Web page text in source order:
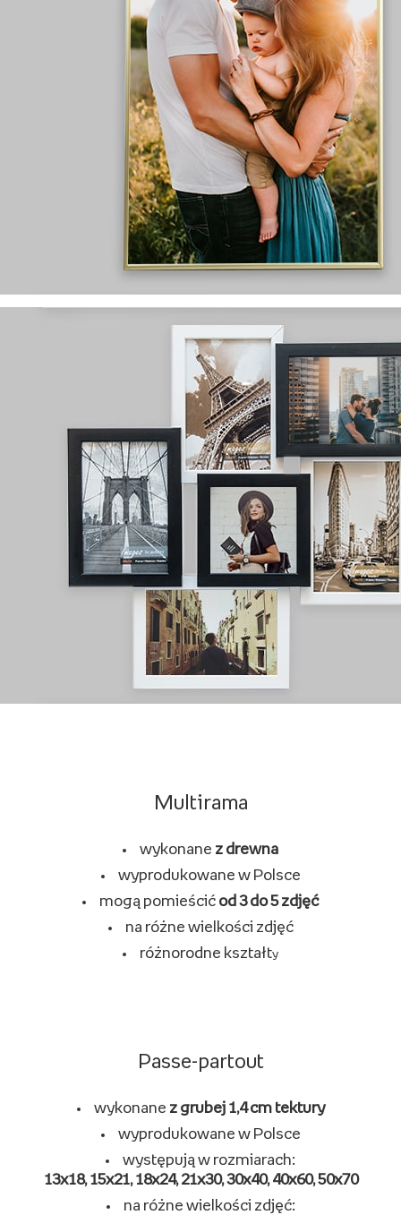
wykonane
z naturalnego drewna
wyprodukowane w Polsce
dostępne rozmiary:
8x13, 10x15, 13x18, 15x21
szybka wykonana z pleksi
różnorodny wybórwzorów i kolorów
Ramki aluminiowe
wyprodukowane w Polsce
dostępne rozmiary:21x30, 30x40, 40x60, 50x70
szybka wykonana z pleksi
dostępne w dwóch kolorach:srebrnym i złotym